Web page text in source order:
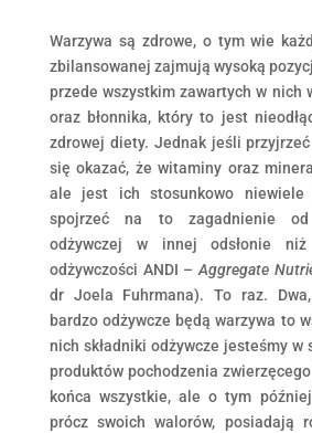
Warzywa są zdrowe, o tym wie
zbilansowanej zajmują wysoką
przede wszystkim zawartych w nich
oraz błonnika, który to jest
zdrowej diety. Jednak jeśli
się okazać, że witaminy oraz
ale jest ich stosunkowo niewiele
spojrzeć na to zagadnienie
odżywczej w innej odsłonie
odżywczości ANDI –Aggregate
dr Joela Fuhrmana). To raz.
bardzo odżywcze będą warzywa to
nich składniki odżywcze jesteśmy w
produktów pochodzenia
końca wszystkie, ale o tym
prócz swoich walorów, posiadają